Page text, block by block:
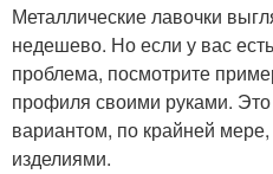
Металлические лавочки
недешево. Но если у вас
проблема, посмотрите
профиля своими руками.
вариантом, по крайней
изделиями.